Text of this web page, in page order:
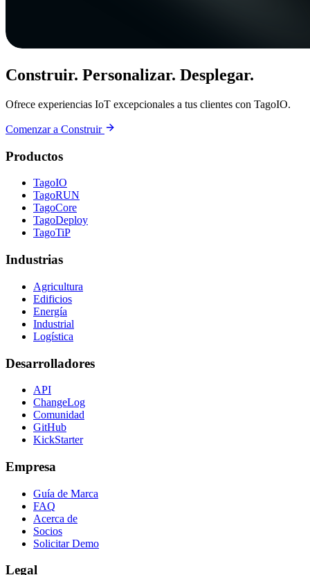
Construir. Personalizar. Desplegar.
Ofrece experiencias IoT excepcionales a tus clientes con TagoIO.
Comenzar a Construir
Productos
TagoIO
TagoRUN
TagoCore
TagoDeploy
TagoTiP
Industrias
Agricultura
Edificios
Energía
Industrial
Logística
Desarrolladores
API
ChangeLog
Comunidad
GitHub
KickStarter
Empresa
Guía de Marca
FAQ
Acerca de
Socios
Solicitar Demo
Legal